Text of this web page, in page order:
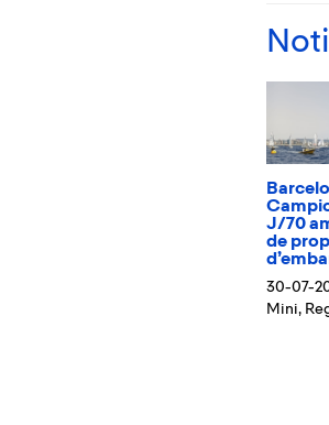
J/70
de
30-07-
Mini,